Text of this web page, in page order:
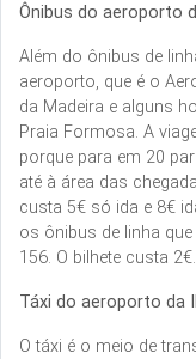
Ônibus do aeroporto
Além do ônibus de
aeroporto, que é o
da Madeira e alguns
Praia Formosa. A
porque para em 20
até à área das
custa 5€ só ida e 8€
os ônibus de linha
156. O bilhete custa 2€.
Táxi do aeroporto da
O táxi é o meio de